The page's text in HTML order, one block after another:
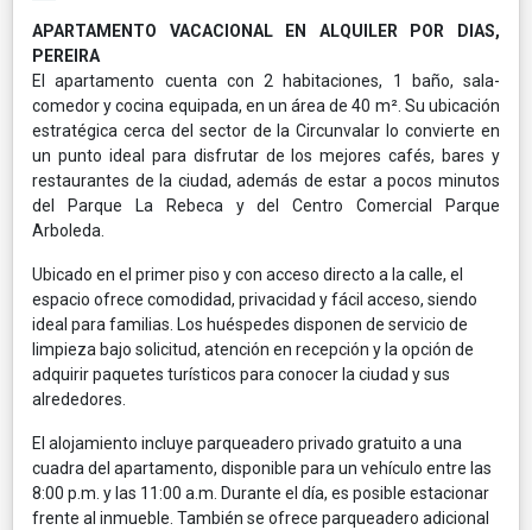
APARTAMENTO VACACIONAL EN ALQUILER POR DIAS,
PEREIRA
El apartamento cuenta con 2 habitaciones, 1 baño, sala-
comedor y cocina equipada, en un área de 40 m². Su ubicación
estratégica cerca del sector de la Circunvalar lo convierte en
un punto ideal para disfrutar de los mejores cafés, bares y
restaurantes de la ciudad, además de estar a pocos minutos
del Parque La Rebeca y del Centro Comercial Parque
Arboleda.
Ubicado en el primer piso y con acceso directo a la calle, el
espacio ofrece comodidad, privacidad y fácil acceso, siendo
ideal para familias. Los huéspedes disponen de servicio de
limpieza bajo solicitud, atención en recepción y la opción de
adquirir paquetes turísticos para conocer la ciudad y sus
alrededores.
El alojamiento incluye parqueadero privado gratuito a una
cuadra del apartamento, disponible para un vehículo entre las
8:00 p.m. y las 11:00 a.m. Durante el día, es posible estacionar
frente al inmueble. También se ofrece parqueadero adicional